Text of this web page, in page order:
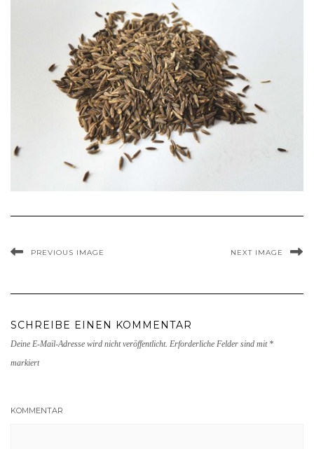
PREVIOUS IMAGE NEXT IMAGE
SCHREIBE EINEN KOMMENTAR
Deine E-Mail-Adresse wird nicht veröffentlicht. Erforderliche Felder sind mit *
markiert
KOMMENTAR